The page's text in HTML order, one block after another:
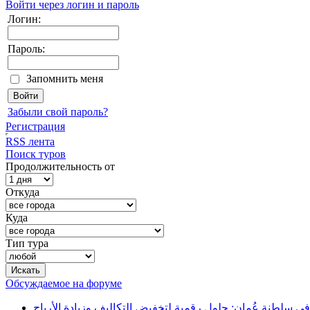
Войти через логин и пароль
Логин:
Пароль:
Запомнить меня
Забыли свой пароль?
Регистрация
RSS лента
Поиск туров
Продолжительность от
Откуда
Куда
Тип тура
Обсуждаемое на форуме
سلطنة عُمان: حلول رقمية لتخفيض التكاليف وزيادة الأرباح